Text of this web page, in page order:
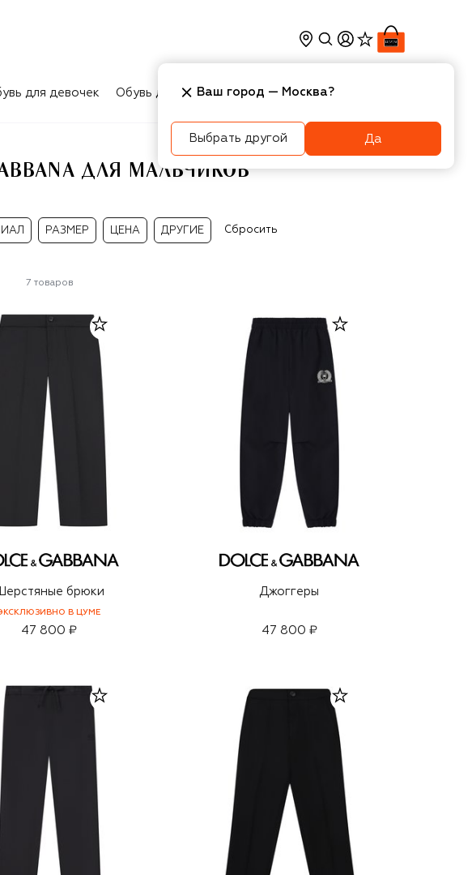
для девочек Обувь для мальчиков Игрушки Аксесcуары
ДЛЯ МАЛЬЧИКОВ
РАЗМЕР ЦЕНА ДРУГИЕ Сбросить
7 товаров
Шерстяные брюки
В ЦУМЕ
47 800 ₽
Джоггеры
47 800 ₽
Ваш город — Москва?
Выбрать другой Да